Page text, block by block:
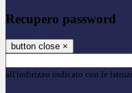
Recupero password
button close ×
all'indirizzo indicato con le